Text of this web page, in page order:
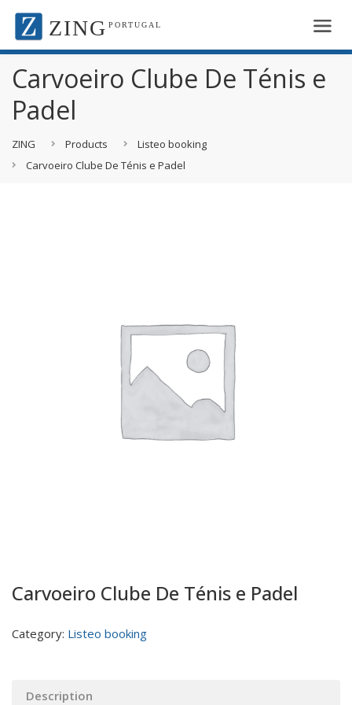
ZING PORTUGAL
Carvoeiro Clube De Ténis e
Padel
ZING Products
Listeo booking
Carvoeiro Clube De Ténis e Padel
Carvoeiro Clube De Ténis e Padel
Category: Listeo booking
Description